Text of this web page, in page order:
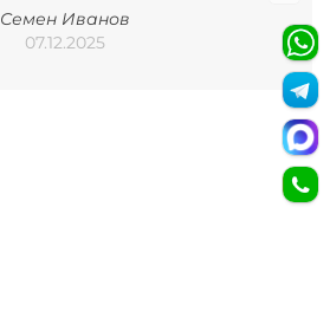
Семен Иванов
07.12.2025